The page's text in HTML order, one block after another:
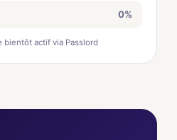
0%
bientôt actif via Passlord